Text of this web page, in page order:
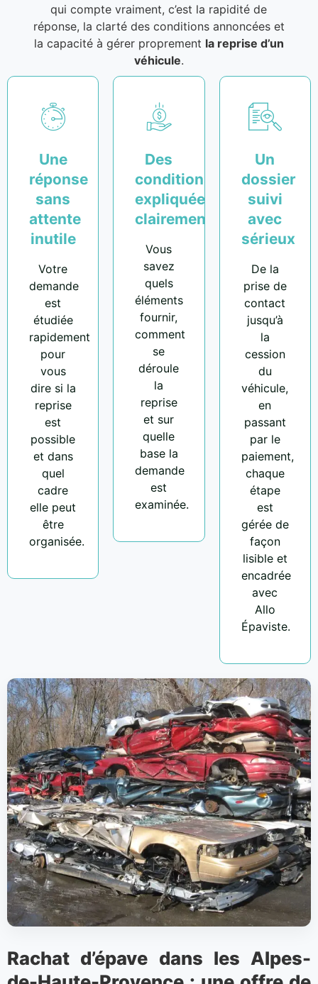
qui compte vraiment, c’est la rapidité de
réponse, la clarté des conditions annoncées et
la capacité à gérer proprement la reprise d’un
véhicule.
Une
réponse
sans
attente
inutile
Votre
demande
est
étudiée
rapidement
pour
vous
dire si la
reprise
est
possible
et dans
quel
cadre
elle peut
être
organisée.
Des
conditions
expliquées
clairement
Vous
savez
quels
éléments
fournir,
comment
se
déroule
la
reprise
et sur
quelle
base la
demande
est
examinée.
Un
dossier
suivi
avec
sérieux
De la
prise de
contact
jusqu’à
la
cession
du
véhicule,
en
passant
par le
paiement,
chaque
étape
est
gérée de
façon
lisible et
encadrée
avec
Allo
Épaviste.
Rachat d’épave dans les Alpes-